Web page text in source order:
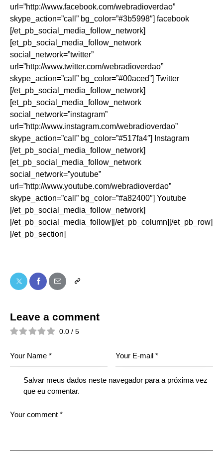
url=”http://www.facebook.com/webradioverdao”
skype_action=”call” bg_color=”#3b5998″] facebook
[/et_pb_social_media_follow_network]
[et_pb_social_media_follow_network
social_network=”twitter”
url=”http://www.twitter.com/webradioverdao”
skype_action=”call” bg_color=”#00aced”] Twitter
[/et_pb_social_media_follow_network]
[et_pb_social_media_follow_network
social_network=”instagram”
url=”http://www.instagram.com/webradioverdao”
skype_action=”call” bg_color=”#517fa4″] Instagram
[/et_pb_social_media_follow_network]
[et_pb_social_media_follow_network
social_network=”youtube”
url=”http://www.youtube.com/webradioverdao”
skype_action=”call” bg_color=”#a82400″] Youtube
[/et_pb_social_media_follow_network]
[/et_pb_social_media_follow][/et_pb_column][/et_pb_row]
[/et_pb_section]
Leave a comment
0.0 / 5
Salvar meus dados neste navegador para a próxima vez
que eu comentar.